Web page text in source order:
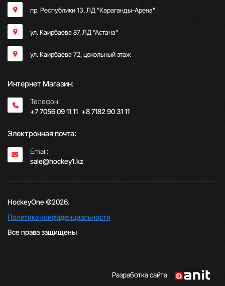
пр. Республики 13, ​ЛД "Караганды-Арена"
ул. Каирбаева 87, ЛД "Астана"
ул. Каирбаева 72, цокольный этаж
Интернет Магазин:
Телефон:
+7 7056 09 11 11; +8 7182 90 31 11
Электронная почта:
Email:
sale@hockey1.kz
HockeyOne ©2026.
Политика конфиденциальности
Все права защищены
Разработка сайта